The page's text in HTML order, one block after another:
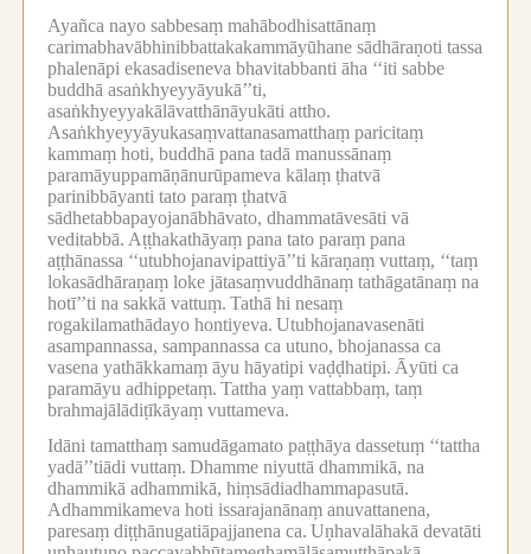
Ayañca nayo sabbesaṃ mahābodhisattānaṃ
carimabhavābhinibbattakakammāyūhane sādhāraṇoti tassa
phalenāpi ekasadiseneva bhavitabbanti āha ‘‘iti sabbe
buddhā asaṅkhyeyyāyukā’’ti,
asaṅkhyeyyakālāvatthānāyukāti attho.
Asaṅkhyeyyāyukasaṃvattanasamatthaṃ paricitaṃ
kammaṃ hoti, buddhā pana tadā manussānaṃ
paramāyuppamāṇānurūpameva kālaṃ ṭhatvā
parinibbāyanti tato paraṃ ṭhatvā
sādhetabbapayojanābhāvato, dhammatāvesāti vā
veditabbā. Aṭṭhakathāyaṃ pana tato paraṃ pana
aṭṭhānassa ‘‘utubhojanavipattiyā’’ti kāraṇaṃ vuttaṃ, ‘‘taṃ
lokasādhāraṇaṃ loke jātasaṃvuddhānaṃ tathāgatānaṃ na
hotī’’ti na sakkā vattuṃ. Tathā hi nesaṃ
rogakilamathādayo hontiyeva. Utubhojanavasenāti
asampannassa, sampannassa ca utuno, bhojanassa ca
vasena yathākkamaṃ āyu hāyatipi vaḍḍhatipi. Āyūti ca
paramāyu adhippetaṃ. Tattha yaṃ vattabbaṃ, taṃ
brahmajālādiṭīkāyaṃ vuttameva.
Idāni tamatthaṃ samudāgamato paṭṭhāya dassetuṃ ‘‘tattha
yadā’’tiādi vuttaṃ. Dhamme niyuttā dhammikā, na
dhammikā adhammikā, hiṃsādiadhammapasutā.
Adhammikameva hoti issarajanānaṃ anuvattanena,
paresaṃ diṭṭhānugatiāpajjanena ca. Uṇhavalāhakā devatāti